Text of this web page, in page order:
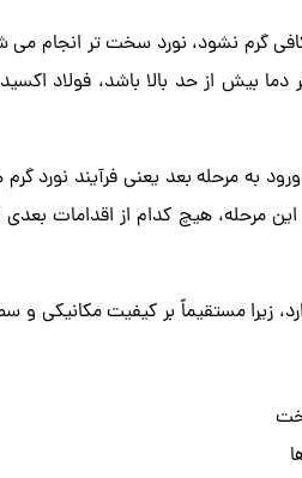
گرم نشود، نورد سخت تر انجام
دما بیش از حد بالا باشد، فولاد
به مرحله بعد یعنی فرآیند نورد
مرحله، هیچ کدام از اقدامات بعدی
زیرا مستقیماً بر کیفیت